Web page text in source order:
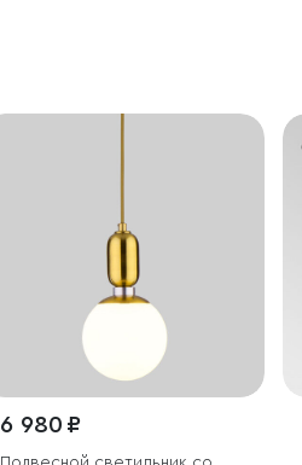
6 980 ₽